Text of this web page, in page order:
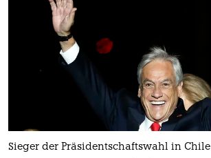
Sieger der Präsidentschaftswahl in Chile